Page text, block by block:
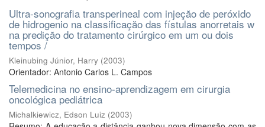
Ultra-sonografia transperineal com injeçăo de peróxido
de hidrogenio na classificaçăo das fístulas anorretais w
na prediçăo do tratamento cirúrgico em um ou dois
tempos /
Kleinubing Júnior, Harry (2003)
Orientador: Antonio Carlos L. Campos
Telemedicina no ensino-aprendizagem em cirurgia
oncológica pediátrica
Michalkiewicz, Edson Luiz (2003)